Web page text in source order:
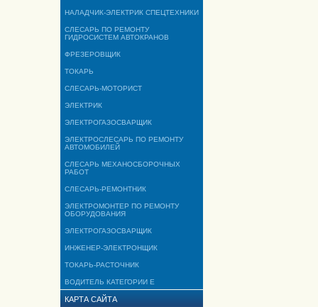
НАЛАДЧИК-ЭЛЕКТРИК СПЕЦТЕХНИКИ
СЛЕСАРЬ ПО РЕМОНТУ
ГИДРОСИСТЕМ АВТОКРАНОВ
ФРЕЗЕРОВЩИК
ТОКАРЬ
СЛЕСАРЬ-МОТОРИСТ
ЭЛЕКТРИК
ЭЛЕКТРОГАЗОСВАРЩИК
ЭЛЕКТРОСЛЕСАРЬ ПО РЕМОНТУ
АВТОМОБИЛЕЙ
СЛЕСАРЬ МЕХАНОСБОРОЧНЫХ
РАБОТ
СЛЕСАРЬ-РЕМОНТНИК
ЭЛЕКТРОМОНТЕР ПО РЕМОНТУ
ОБОРУДОВАНИЯ
ЭЛЕКТРОГАЗОСВАРЩИК
ИНЖЕНЕР-ЭЛЕКТРОНЩИК
ТОКАРЬ-РАСТОЧНИК
ВОДИТЕЛЬ КАТЕГОРИИ Е
КАРТА САЙТА